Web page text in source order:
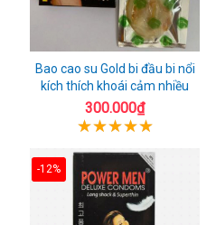
Bao cao su Gold bi đầu bi nổi
kích thích khoái cảm nhiều
300.000₫
-12%